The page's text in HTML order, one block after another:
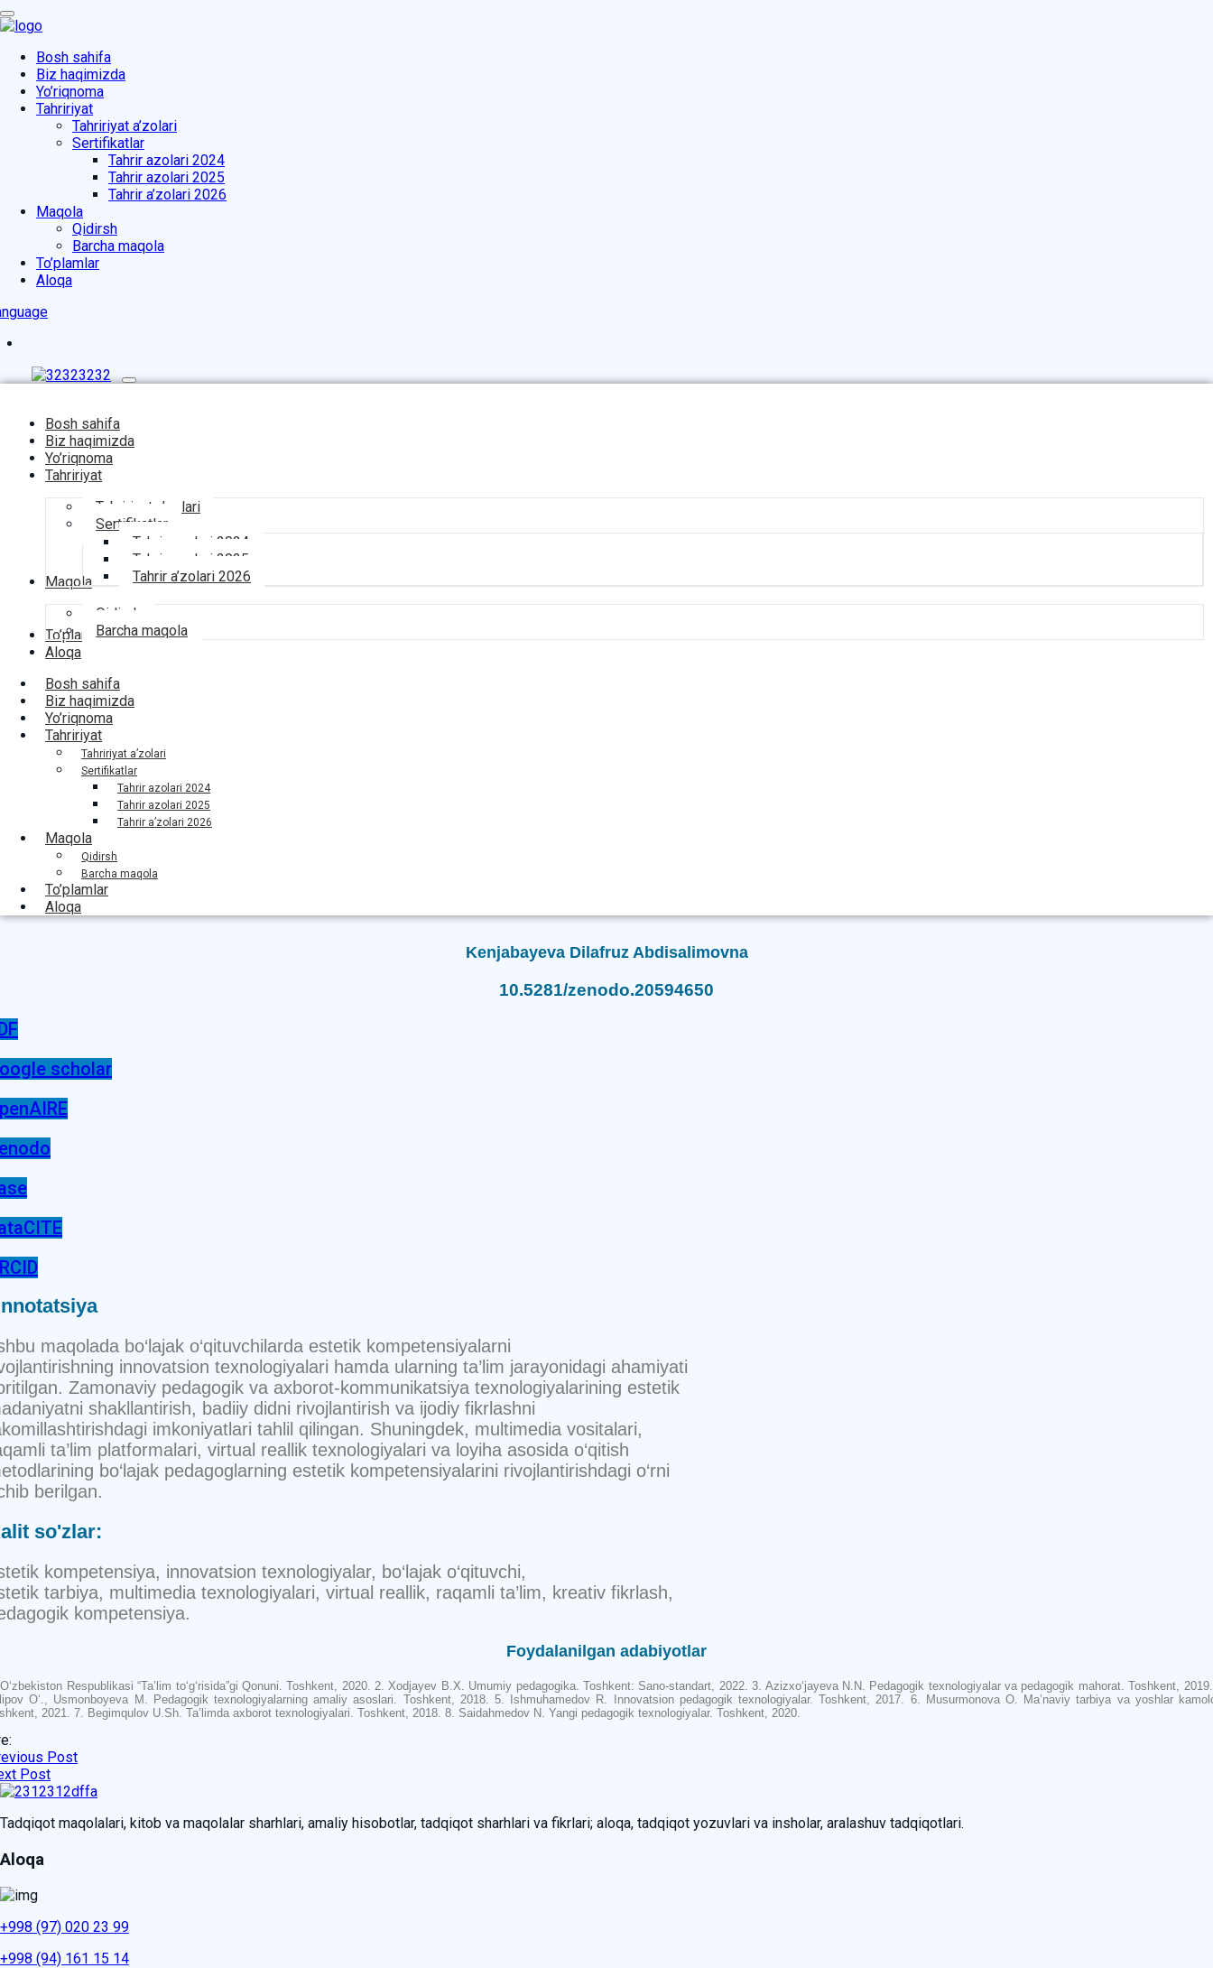
Bosh sahifa
Biz haqimizda
Yo’riqnoma
Tahririyat
Tahririyat a’zolari
Sertifikatlar
Tahrir azolari 2024
Tahrir azolari 2025
Tahrir a’zolari 2026
Maqola
Qidirsh
Barcha maqola
To’plamlar
Aloqa
Bosh sahifa
Biz haqimizda
Yo’riqnoma
Tahririyat
Tahririyat a’zolari
Sertifikatlar
Tahrir azolari 2024
Tahrir azolari 2025
Tahrir a’zolari 2026
Maqola
Qidirsh
Barcha maqola
To’plamlar
Aloqa
Bosh sahifa
Biz haqimizda
Yo’riqnoma
Tahririyat
Tahririyat a’zolari
Sertifikatlar
Tahrir azolari 2024
Tahrir azolari 2025
Tahrir a’zolari 2026
Maqola
Qidirsh
Barcha maqola
To’plamlar
Aloqa
Kenjabayeva Dilafruz Abdisalimovna
10.5281/zenodo.20594650
scholar
maqolada bo‘lajak o‘qituvchilarda estetik kompetensiyalarni
innovatsion texnologiyalari hamda ularning ta’lim jarayonidagi ahamiyati
Zamonaviy pedagogik va axborot-kommunikatsiya texnologiyalarining estetik
shakllantirish, badiiy didni rivojlantirish va ijodiy fikrlashni
imkoniyatlari tahlil qilingan. Shuningdek, multimedia vositalari,
ta’lim platformalari, virtual reallik texnologiyalari va loyiha asosida o‘qitish
bo‘lajak pedagoglarning estetik kompetensiyalarini rivojlantirishdagi o‘rni
berilgan.
so'zlar:
kompetensiya, innovatsion texnologiyalar, bo‘lajak o‘qituvchi,
tarbiya, multimedia texnologiyalari, virtual reallik, raqamli ta’lim, kreativ fikrlash,
kompetensiya.
Foydalanilgan adabiyotlar
Respublikasi “Ta’lim to‘g‘risida”gi Qonuni. Toshkent, 2020. 2. Xodjayev B.X. Umumiy pedagogika. Toshkent: Sano-standart, 2022. 3. Azizxo‘jayeva N.N. Pedagogik texnologiyalar va pedagogik mahorat. Toshkent,
O‘., Usmonboyeva M. Pedagogik texnologiyalarning amaliy asoslari. Toshkent, 2018. 5. Ishmuhamedov R. Innovatsion pedagogik texnologiyalar. Toshkent, 2017. 6. Musurmonova O. Ma’naviy tarbiya va yoshlar
2021. 7. Begimqulov U.Sh. Ta’limda axborot texnologiyalari. Toshkent, 2018. 8. Saidahmedov N. Yangi pedagogik texnologiyalar. Toshkent, 2020.
Post
Post
Tadqiqot maqolalari, kitob va maqolalar sharhlari, amaliy hisobotlar, tadqiqot sharhlari va fikrlari; aloqa, tadqiqot yozuvlari va insholar, aralashuv tadqiqotlari.
Aloqa
+998 (97) 020 23 99
+998 (94) 161 15 14